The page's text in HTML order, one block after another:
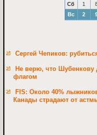
Сб
1
Вс
2
Сергей Чепиков:
Не верю, что Шубенкову
флагом
FIS: Около 40%
Канады страдают от